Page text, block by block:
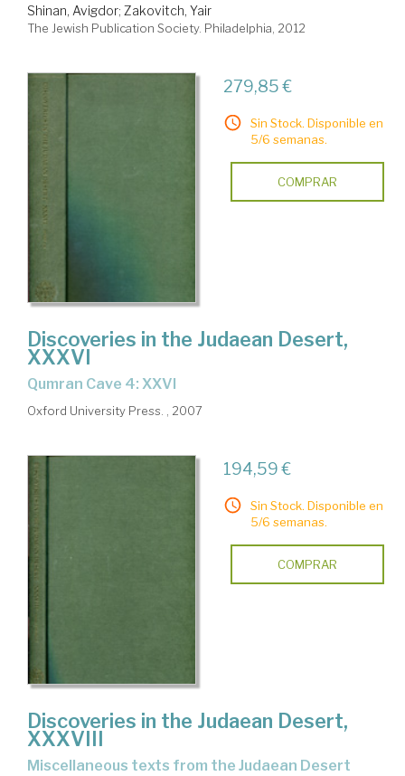
Shinan, Avigdor; Zakovitch, Yair
The Jewish Publication Society. Philadelphia, 2012
279,85 €
Sin Stock. Disponible en
5/6 semanas.
COMPRAR
Discoveries in the Judaean Desert,
XXXVI
Qumran Cave 4: XXVI
Oxford University Press. , 2007
194,59 €
Sin Stock. Disponible en
5/6 semanas.
COMPRAR
Discoveries in the Judaean Desert,
XXXVIII
Miscellaneous texts from the Judaean Desert